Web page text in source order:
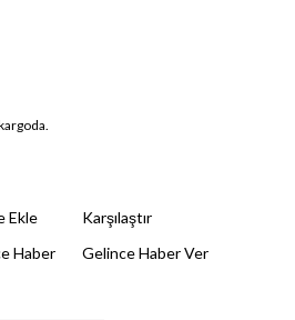
Ekle
Karşılaştır
Haber
Gelince Haber Ver